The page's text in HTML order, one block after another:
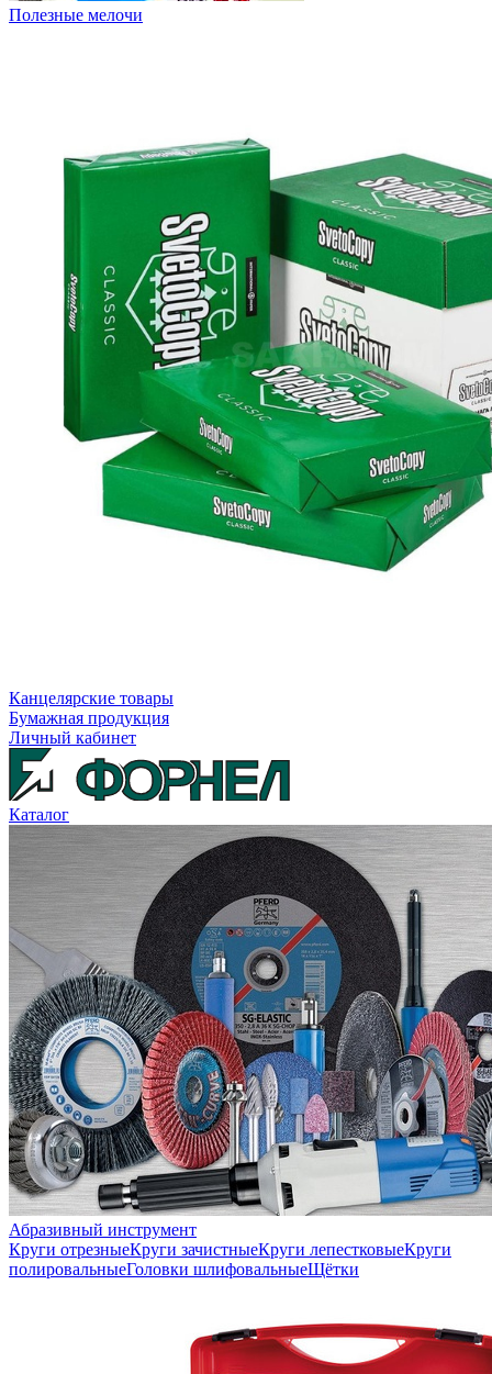
Полезные мелочи
Канцелярские товары
Бумажная продукция
Личный кабинет
Каталог
Абразивный инструмент
Круги отрезныеКруги зачистныеКруги лепестковыеКруги
полировальныеГоловки шлифовальныеЩётки